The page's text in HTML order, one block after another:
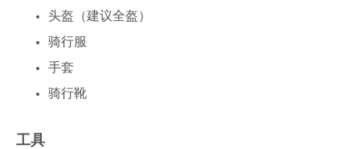
头盔（建议全盔）
骑行服
手套
骑行靴
工具